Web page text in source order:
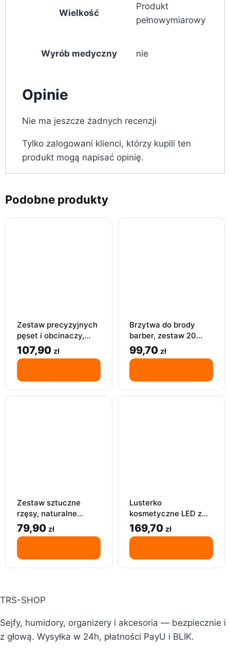
Wielkość
Produkt
pełnowymiarowy
Wyrób medyczny nie
Opinie
Nie ma jeszcze żadnych recenzji
Tylko zalogowani klienci, którzy kupili ten
produkt mogą napisać opinię.
Podobne produkty
Zestaw precyzyjnych
pęset i obcinaczy,
zestaw do usuwania
włosów, 8 szt
107,90 zł
Brzytwa do brody
barber, zestaw 20
półostrzy, etui do
golenia, broda men
99,70 zł
Zestaw sztuczne
rzęsy, naturalne
wielokrotnego użytku,
4 szt.
79,90 zł
Lusterko
kosmetyczne LED z
powiększeniem 10x –
regulowane i stylowe
169,70 zł
TRS-SHOP
Sejfy, humidory, organizery i akcesoria — bezpiecznie i
z głową. Wysyłka w 24h, płatności PayU i BLIK.